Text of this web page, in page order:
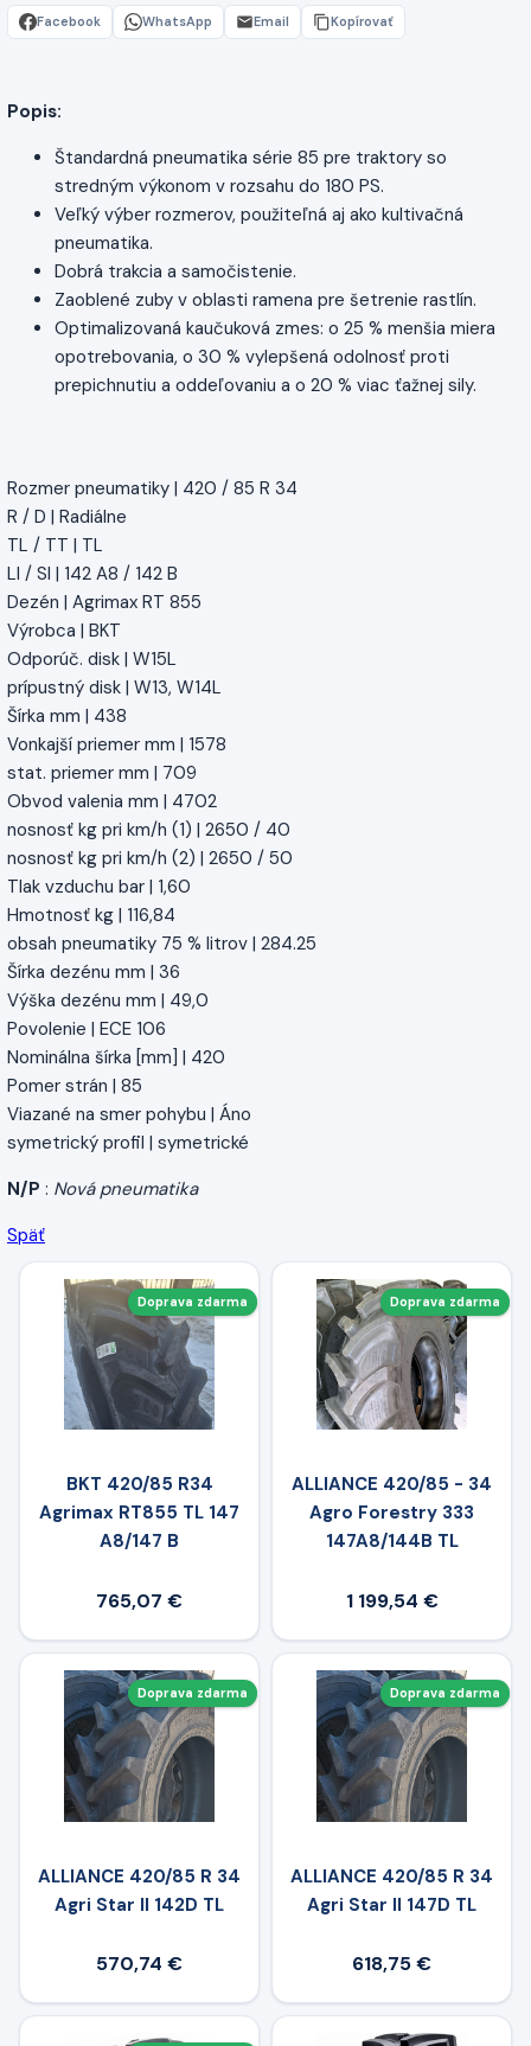
Facebook WhatsApp Email Kopírovať
Popis:
Štandardná pneumatika série 85 pre traktory so
stredným výkonom v rozsahu do 180 PS.
Veľký výber rozmerov, použiteľná aj ako kultivačná
pneumatika.
Dobrá trakcia a samočistenie.
Zaoblené zuby v oblasti ramena pre šetrenie rastlín.
Optimalizovaná kaučuková zmes: o 25 % menšia miera
opotrebovania, o 30 % vylepšená odolnosť proti
prepichnutiu a oddeľovaniu a o 20 % viac ťažnej sily.
Rozmer pneumatiky | 420 / 85 R 34
R / D | Radiálne
TL / TT | TL
LI / SI | 142 A8 / 142 B
Dezén | Agrimax RT 855
Výrobca | BKT
Odporúč. disk | W15L
prípustný disk | W13, W14L
Šírka mm | 438
Vonkajší priemer mm | 1578
stat. priemer mm | 709
Obvod valenia mm | 4702
nosnosť kg pri km/h (1) | 2650 / 40
nosnosť kg pri km/h (2) | 2650 / 50
Tlak vzduchu bar | 1,60
Hmotnosť kg | 116,84
obsah pneumatiky 75 % litrov | 284.25
Šírka dezénu mm | 36
Výška dezénu mm | 49,0
Povolenie | ECE 106
Nominálna šírka [mm] | 420
Pomer strán | 85
Viazané na smer pohybu | Áno
symetrický profil | symetrické
N/P : Nová pneumatika
Späť
Doprava zdarma
BKT 420/85 R34
Agrimax RT855 TL 147
A8/147 B
765,07 €
Doprava zdarma
ALLIANCE 420/85 - 34
Agro Forestry 333
147A8/144B TL
1 199,54 €
Doprava zdarma
ALLIANCE 420/85 R 34
Agri Star II 142D TL
570,74 €
Doprava zdarma
ALLIANCE 420/85 R 34
Agri Star II 147D TL
618,75 €